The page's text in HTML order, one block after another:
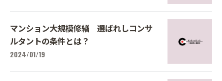
マンション大規模修繕 選ばれしコンサ
ルタントの条件とは？
2024/01/19